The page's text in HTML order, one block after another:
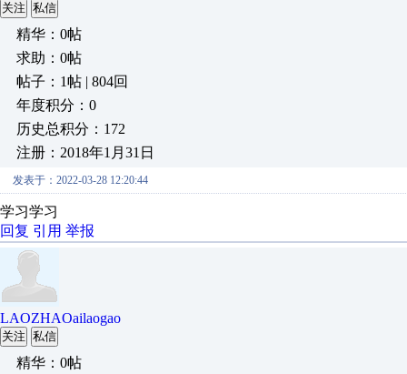
关注 私信
精华：0帖
求助：0帖
帖子：1帖 | 804回
年度积分：0
历史总积分：172
注册：2018年1月31日
发表于：2022-03-28 12:20:44
学习学习
回复 引用 举报
LAOZHAOailaogao
关注 私信
精华：0帖